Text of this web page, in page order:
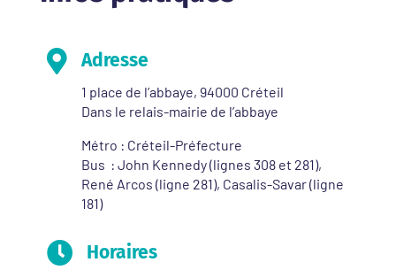
 Adresse
1 place de l’abbaye, 94000 Créteil
Dans le relais-mairie de l’abbaye
Métro : Créteil-Préfecture
Bus : John Kennedy (lignes 308 et 281),
René Arcos (ligne 281), Casalis-Savar (ligne
181)
 Horaires